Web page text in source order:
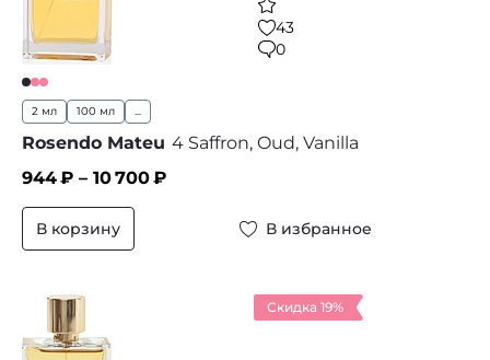
43
0
2 мл 100 мл ...
Rosendo Mateu 4 Saffron, Oud, Vanilla
944₽ – 10 700₽
В корзину В избранное
Скидка 19%